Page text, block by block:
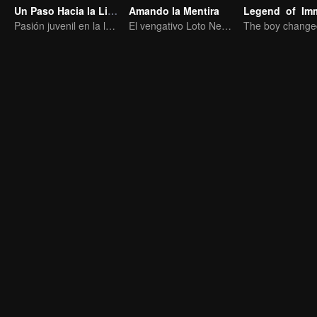
Un Paso Hacia la Libertad
Pasión juvenil en la lucha mundana
Amando la Mentira
El vengativo Loto Negro se enamora del joven maestro pícaro